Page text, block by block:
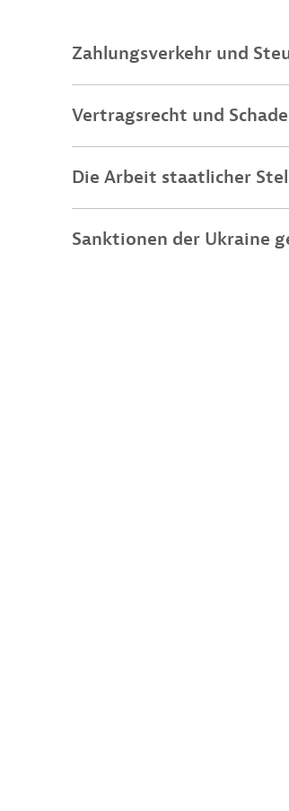
Zahlungsverkehr und
Vertragsrecht und
Die Arbeit staatlicher
Sanktionen der Ukraine